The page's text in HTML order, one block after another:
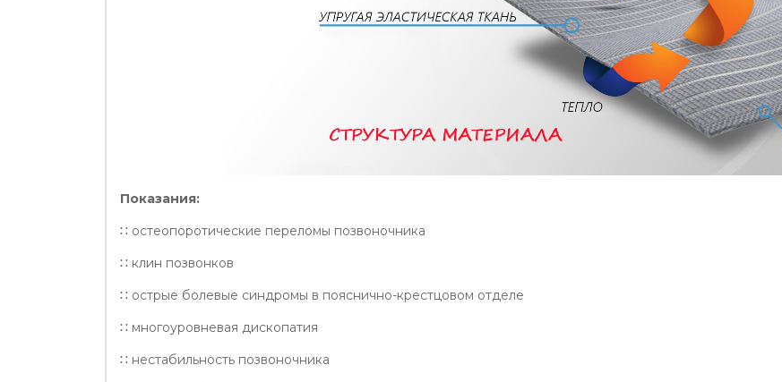
Показания:
∷ остеопоротические переломы позвоночника
∷ клин позвонков
∷ острые болевые синдромы в пояснично-крестцовом отделе
∷ многоуровневая дископатия
∷ нестабильность позвоночника